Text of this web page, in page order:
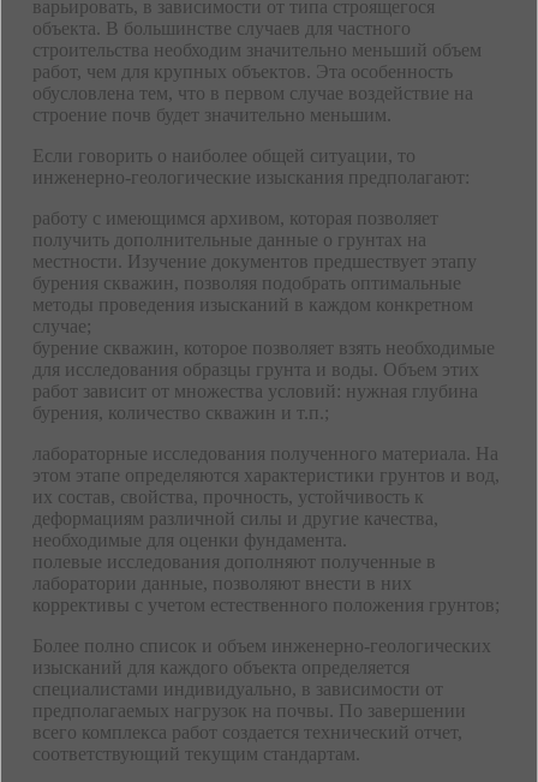
варьировать, в зависимости от типа строящегося
объекта. В большинстве случаев для частного
строительства необходим значительно меньший объем
работ, чем для крупных объектов. Эта особенность
обусловлена тем, что в первом случае воздействие на
строение почв будет значительно меньшим.
Если говорить о наиболее общей ситуации, то
инженерно-геологические изыскания предполагают:
работу с имеющимся архивом, которая позволяет
получить дополнительные данные о грунтах на
местности. Изучение документов предшествует этапу
бурения скважин, позволяя подобрать оптимальные
методы проведения изысканий в каждом конкретном
случае;
бурение скважин, которое позволяет взять необходимые
для исследования образцы грунта и воды. Объем этих
работ зависит от множества условий: нужная глубина
бурения, количество скважин и т.п.;
лабораторные исследования полученного материала. На
этом этапе определяются характеристики грунтов и вод,
их состав, свойства, прочность, устойчивость к
деформациям различной силы и другие качества,
необходимые для оценки фундамента.
полевые исследования дополняют полученные в
лаборатории данные, позволяют внести в них
коррективы с учетом естественного положения грунтов;
Более полно список и объем инженерно-геологических
изысканий для каждого объекта определяется
специалистами индивидуально, в зависимости от
предполагаемых нагрузок на почвы. По завершении
всего комплекса работ создается технический отчет,
соответствующий текущим стандартам.